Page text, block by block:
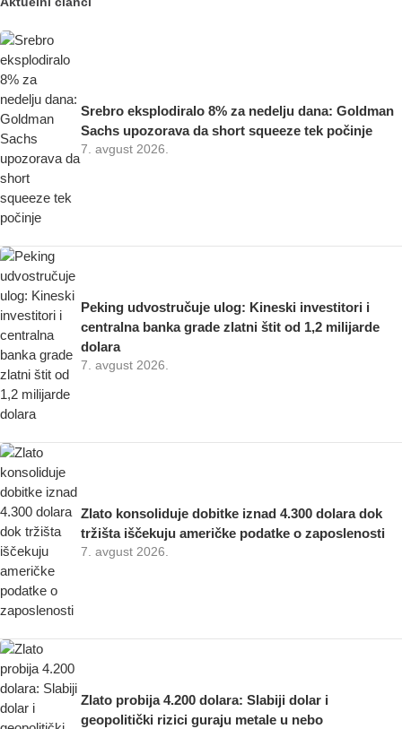
Srebro eksplodiralo 8% za nedelju dana: Goldman
Sachs upozorava da short squeeze tek počinje
7. avgust 2026.
Peking udvostručuje ulog: Kineski investitori i
centralna banka grade zlatni štit od 1,2 milijarde
dolara
7. avgust 2026.
Zlato konsoliduje dobitke iznad 4.300 dolara dok
tržišta iščekuju američke podatke o zaposlenosti
7. avgust 2026.
Zlato probija 4.200 dolara: Slabiji dolar i
geopolitički rizici guraju metale u nebo